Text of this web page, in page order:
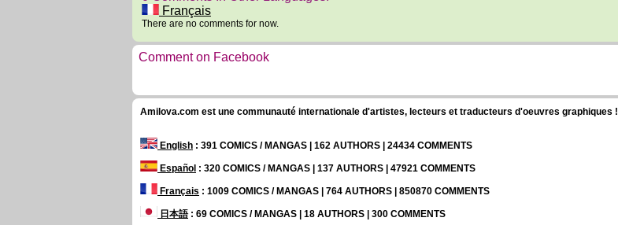
Français
There are no comments for now.
Comment on Facebook
Amilova.com est une communauté internationale d'artistes, lecteurs et traducteurs d'oeuvres graphiques !
English : 391 COMICS / MANGAS | 162 AUTHORS | 24434 COMMENTS
Español : 320 COMICS / MANGAS | 137 AUTHORS | 47921 COMMENTS
Français : 1009 COMICS / MANGAS | 764 AUTHORS | 850870 COMMENTS
日本語: 69 COMICS / MANGAS | 18 AUTHORS | 300 COMMENTS